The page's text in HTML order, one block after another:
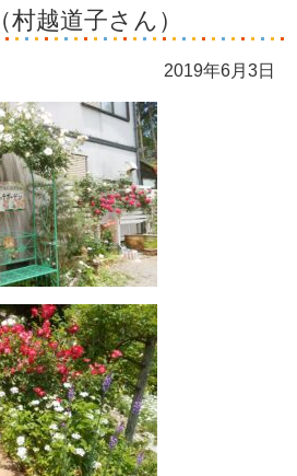
（村越道子さん）
2019年6月3日